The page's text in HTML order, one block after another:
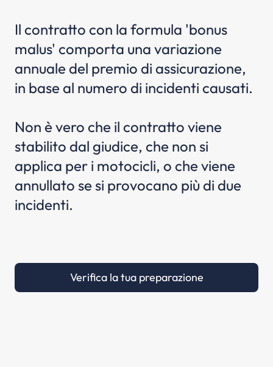
Il contratto con la formula 'bonus
malus' comporta una variazione
annuale del premio di assicurazione,
in base al numero di incidenti causati.
Non è vero che il contratto viene
stabilito dal giudice, che non si
applica per i motocicli, o che viene
annullato se si provocano più di due
incidenti.
Verifica la tua preparazione